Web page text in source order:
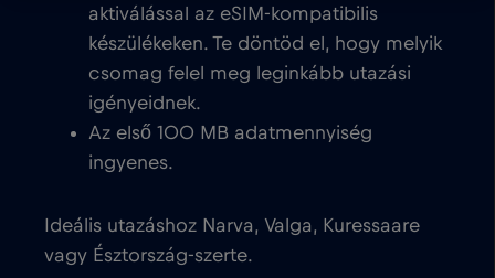
aktiválással az eSIM-kompatibilis
készülékeken. Te döntöd el, hogy melyik
csomag felel meg leginkább utazási
igényeidnek.
Az első 100 MB adatmennyiség
ingyenes.
Ideális utazáshoz Narva, Valga, Kuressaare
vagy Észtország-szerte.